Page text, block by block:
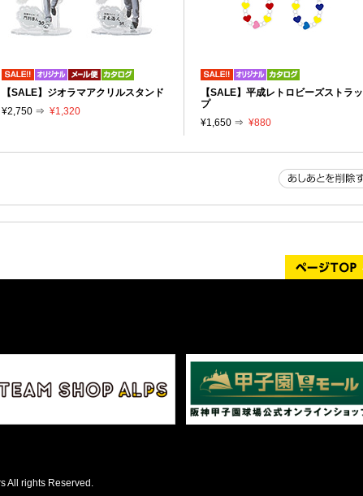
【SALE】ジオラマアクリルスタンド
¥2,750 ⇒ ¥1,320
【SALE】平成レトロビーズストラッ
プ
¥1,650 ⇒ ¥880
All rights Reserved.